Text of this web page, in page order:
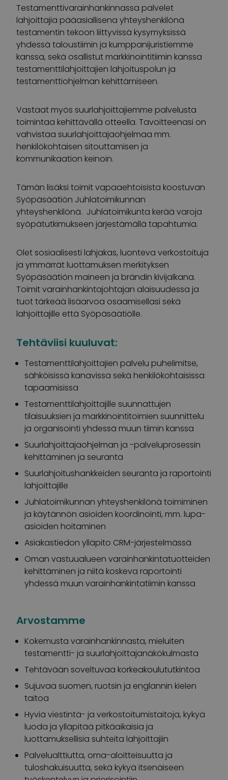
Testamenttivarainhankinnassa palvelet
lahjoittajia pääasiallisena yhteyshenkilönä
testamentin tekoon liittyvissä kysymyksissä
yhdessä taloustiimin ja kumppanijuristiemme
kanssa, sekä osallistut markkinointitiimin kanssa
testamenttilahjoittajien lahjoituspolun ja
testamenttiohjelman kehittämiseen.
Vastaat myös suurlahjoittajiemme palvelusta
toimintaa kehittävällä otteella. Tavoitteenasi on
vahvistaa suurlahjoittajaohjelmaa mm.
henkilökohtaisen sitouttamisen ja
kommunikaation keinoin.
Tämän lisäksi toimit vapaaehtoisista koostuvan
Syöpäsäätiön Juhlatoimikunnan
yhteyshenkilönä. Juhlatoimikunta kerää varoja
syöpätutkimukseen järjestämällä tapahtumia.
Olet sosiaalisesti lahjakas, luonteva verkostoituja
ja ymmärrät luottamuksen merkityksen
Syöpäsäätiön maineen ja brändin kivijalkana.
Toimit varainhankintajohtajan alaisuudessa ja
tuot tärkeää lisäarvoa osaamisellasi sekä
lahjoittajille että Syöpäsäätiölle.
Tehtäviisi kuuluvat:
Testamenttilahjoittajien palvelu puhelimitse,
sähköisissä kanavissa sekä henkilökohtaisissa
tapaamisissa
Testamenttilahjoittajille suunnattujen
tilaisuuksien ja markkinointitoimien suunnittelu
ja organisointi yhdessä muun tiimin kanssa
Suurlahjoittajaohjelman ja -palveluprosessin
kehittäminen ja seuranta
Suurlahjoitushankkeiden seuranta ja raportointi
lahjoittajille
Juhlatoimikunnan yhteyshenkilönä toimiminen
ja käytännön asioiden koordinointi, mm. lupa-
asioiden hoitaminen
Asiakastiedon ylläpito CRM-järjestelmässä
Oman vastuualueen varainhankintatuotteiden
kehittäminen ja niitä koskeva raportointi
yhdessä muun varainhankintatiimin kanssa
Arvostamme
Kokemusta varainhankinnasta, mieluiten
testamentti- ja suurlahjoittajanäkökulmasta
Tehtävään soveltuvaa korkeakoulututkintoa
Sujuvaa suomen, ruotsin ja englannin kielen
taitoa
Hyviä viestintä- ja verkostoitumistaitoja, kykyä
luoda ja ylläpitää pitkäaikaisia ja
luottamuksellisia suhteita lahjoittajiin
Palvelualttiutta, oma-aloitteisuutta ja
tuloshakuisuutta, sekä kykyä itsenäiseen